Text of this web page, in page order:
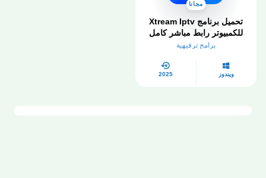
مجانا
تحميل برنامج Xtream Iptv
للكمبيوتر​ رابط مباشر كامل
2026
برامج ترفيهية
ويندوز 2025